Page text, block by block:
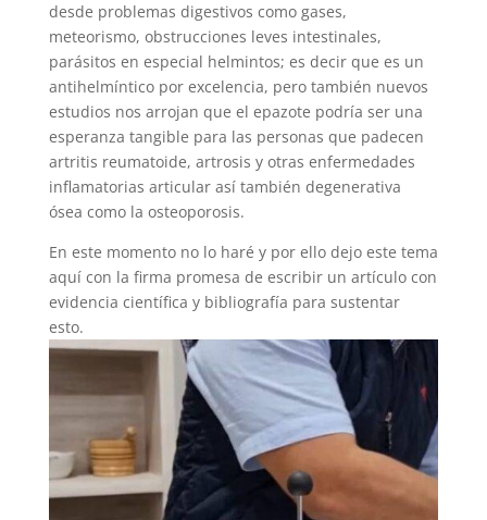
desde problemas digestivos como gases,
meteorismo, obstrucciones leves intestinales,
parásitos en especial helmintos; es decir que es un
antihelmíntico por excelencia, pero también nuevos
estudios nos arrojan que el epazote podría ser una
esperanza tangible para las personas que padecen
artritis reumatoide, artrosis y otras enfermedades
inflamatorias articular así también degenerativa
ósea como la osteoporosis.
En este momento no lo haré y por ello dejo este tema
aquí con la firma promesa de escribir un artículo con
evidencia científica y bibliografía para sustentar
esto.